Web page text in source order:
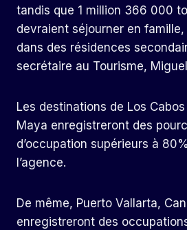
tandis que 1 million 366 000
devraient séjourner en
dans des résidences
secrétaire au Tourisme,
Les destinations de Los
Maya enregistreront des
d’occupation supérieurs à
l’agence.
De même, Puerto Vallarta,
enregistreront des